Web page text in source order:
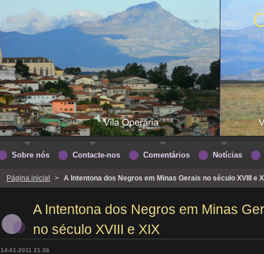
Página inicial > A Intentona dos Negros em Minas Gerais no século XVIII e
A Intentona dos Negros em Minas
no século XVIII e XIX
14-01-2011 21:36
Sobre nós Contacte-nos Comentários Notícias